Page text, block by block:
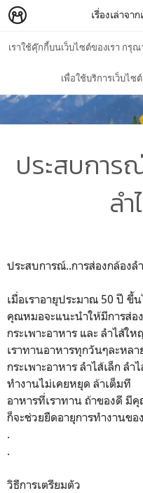
เราใช้คุ๊กกี้บนเว็บไซต์ของเรา กรุ
เพื่อใช้บริการเว็บไซต์
เรื่องเล่าจา
ประสบการ
ล
ประสบการณ์..การส่องกล้องล
เมื่อเราอายุประมาณ 50 ปี ขึ้
คุณหมอจะแนะนำให้มีการส่อ
กระเพาะอาหาร และ ลำไส้ให
เราทานอาหารทุกวันๆละหลา
กระเพาะอาหาร ลำไส้เล็ก ลำ
ทำงานไม่เคยหยุด ล้าเต็มที
อาหารที่เราทาน ถ้าของดี มี
ก็จะช่วยยืดอายุการทำงานขอ
.
.
วิธีการเตรียมตัว